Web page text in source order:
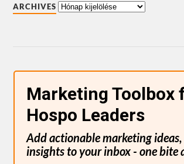
ARCHIVES
Marketing Toolbox
Hospo Leaders
Add actionable marketing
insights to your inbox - one bite